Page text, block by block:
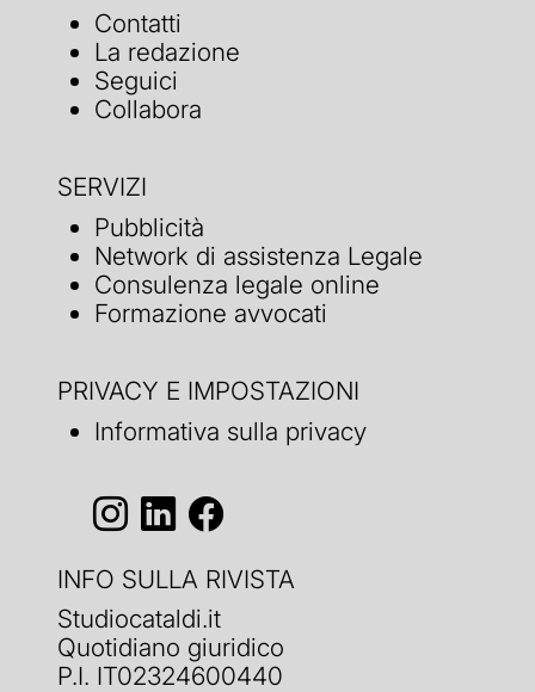
Contatti
La redazione
Seguici
Collabora
SERVIZI
Pubblicità
Network di assistenza Legale
Consulenza legale online
Formazione avvocati
PRIVACY E IMPOSTAZIONI
Informativa sulla privacy
INFO SULLA RIVISTA
Studiocataldi.it
Quotidiano giuridico
P.I. IT02324600440